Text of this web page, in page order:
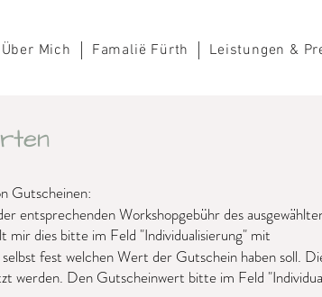
Über Mich Famalië Fürth Leistungen &
Gutscheinen:
entsprechenden Workshopgebühr des
mir dies bitte im Feld "Individualisierung" mit
fest welchen Wert der Gutschein haben soll.
werden. Den Gutscheinwert bitte im Feld